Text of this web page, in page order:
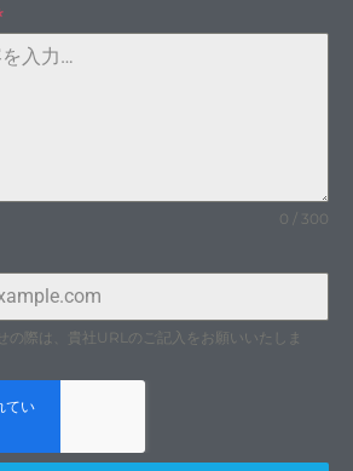
をトー
0 / 300
際は、貴社URLのご記入をお願いいたしま